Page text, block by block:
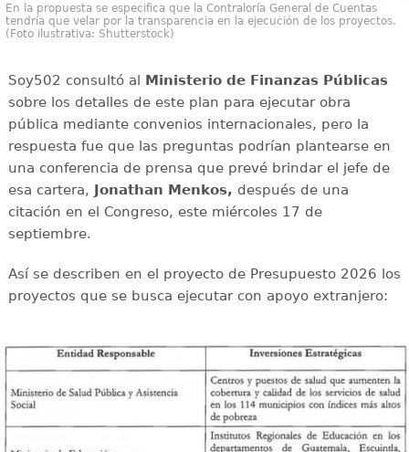
En la propuesta se especifica que la Contraloría General de Cuentas
tendría que velar por la transparencia en la ejecución de los proyectos.
(Foto ilustrativa: Shutterstock)
Soy502 consultó al Ministerio de Finanzas Públicas
sobre los detalles de este plan para ejecutar obra
pública mediante convenios internacionales, pero la
respuesta fue que las preguntas podrían plantearse en
una conferencia de prensa que prevé brindar el jefe de
esa cartera, Jonathan Menkos, después de una
citación en el Congreso, este miércoles 17 de
septiembre.
Así se describen en el proyecto de Presupuesto 2026 los
proyectos que se busca ejecutar con apoyo extranjero: